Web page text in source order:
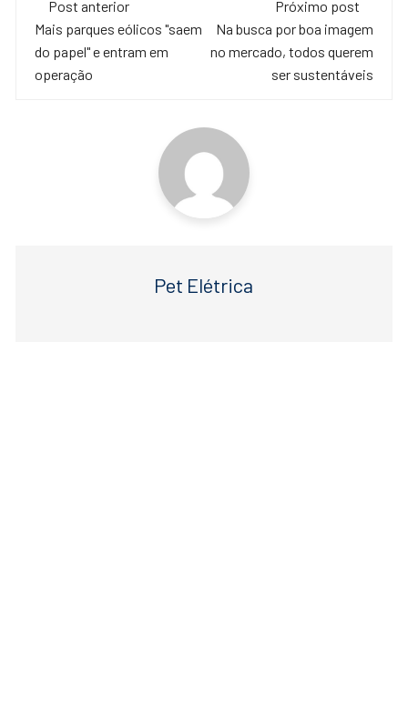
e
b
o
er s
A
de
post
Post anterior
Mais parques eólicos "saem
do papel" e entram em
operação
Próximo post
Na busca por boa imagem
no mercado, todos querem
ser sustentáveis
Pet Elétrica